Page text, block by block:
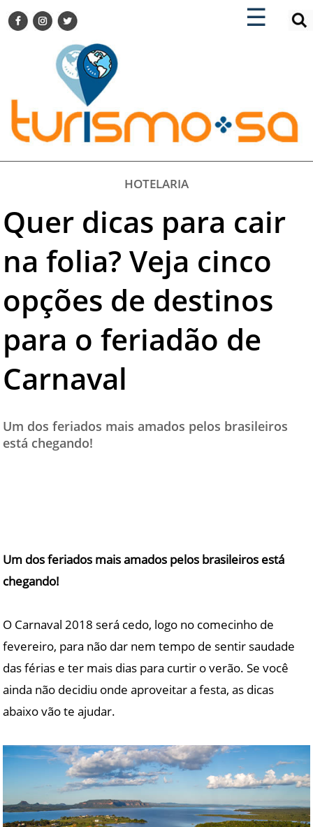
☰
×
TURISMO SA FOR BUSINESS
DESTINOS NACIONAIS
DESTINOS INTERNACIONAIS
CITY BREAK
TURISMO E MERCADO
EVENTOS
HOTELARIA
GASTRONOMIA
DICAS
VITRINE
TURISMO SA TV
TESTADO E APROVADO
CONTATO
×
ENCONTRE SUA NOTÍCIA
HOTELARIA
Quer dicas para cair
na folia? Veja cinco
opções de destinos
para o feriadão de
Carnaval
Um dos feriados mais amados pelos brasileiros
está chegando!
Um dos feriados mais amados pelos brasileiros está
chegando!
O Carnaval 2018 será cedo, logo no comecinho de
fevereiro, para não dar nem tempo de sentir saudade
das férias e ter mais dias para curtir o verão. Se você
ainda não decidiu onde aproveitar a festa, as dicas
abaixo vão te ajudar.